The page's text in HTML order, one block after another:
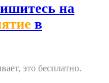
на
в
это бесплатно.